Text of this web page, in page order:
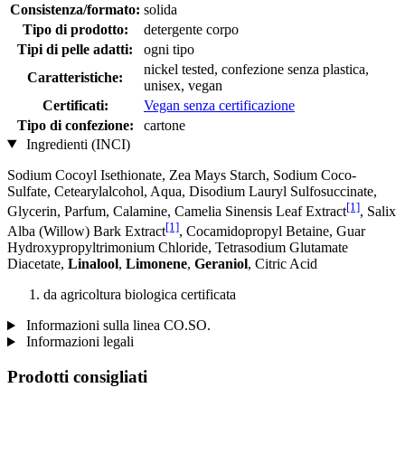
Consistenza/formato: solida
Tipo di prodotto:
detergente corpo
Tipi di pelle adatti:
ogni tipo
Caratteristiche:
nickel tested, confezione senza plastica,
unisex, vegan
Certificati:
Vegan senza certificazione
Tipo di confezione:
cartone
Ingredienti (INCI)
Sodium Cocoyl Isethionate, Zea Mays Starch, Sodium Coco­
Sulfate, Cetearylalcohol, Aqua, Disodium Lauryl Sulfosuccinate,
Glycerin, Parfum, Calamine, Camelia Sinensis Leaf Extract[1], Salix
Alba (Willow) Bark Extract[1], Cocamidopropyl Betaine, Guar
Hydroxypropyltrimonium Chloride, Tetrasodium Glutamate
Diacetate, Linalool, Limonene, Geraniol, Citric Acid
da agricoltura biologica certificata
Informazioni sulla linea CO.SO.
Informazioni legali
Prodotti consigliati